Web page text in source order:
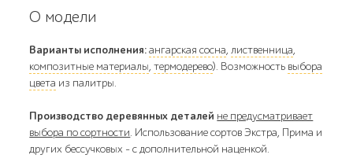
О модели
Варианты исполнения:ангарская сосна,лиственница,
композитные материалы,термодерево). Возможность выбора
цвета из палитры.
Производство деревянных деталей не предусматривает
выбора по сортности. Использование сортов Экстра, Прима и
других бессучковых - с дополнительной наценкой.